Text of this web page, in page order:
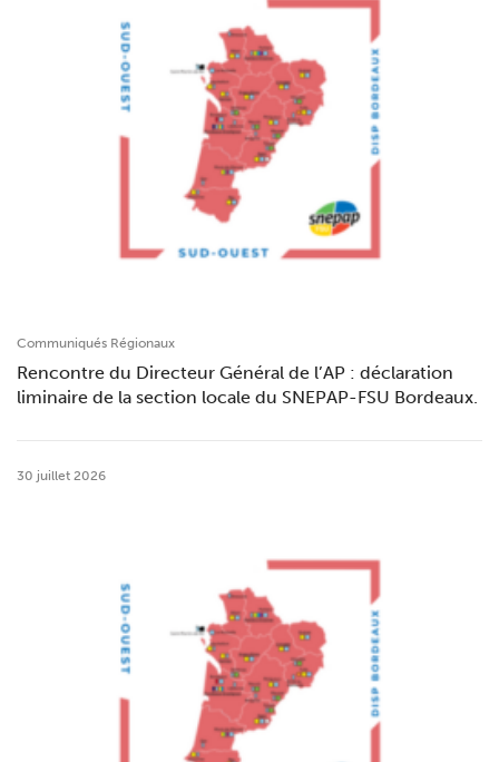
Communiqués Régionaux
Rencontre du Directeur Général de l’AP : déclaration
liminaire de la section locale du SNEPAP-FSU Bordeaux.
30 juillet 2026